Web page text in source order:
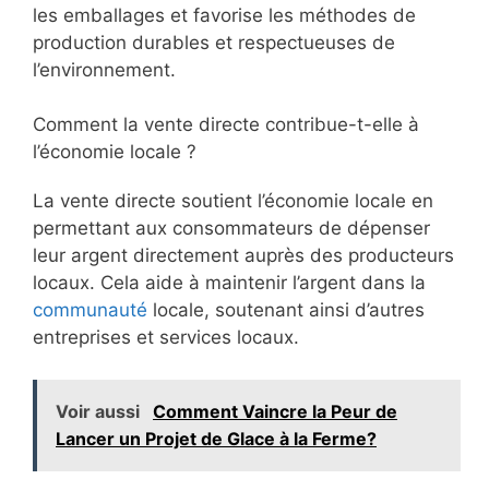
les emballages et favorise les méthodes de
production durables et respectueuses de
l’environnement.
Comment la vente directe contribue-t-elle à
l’économie locale ?
La vente directe soutient l’économie locale en
permettant aux consommateurs de dépenser
leur argent directement auprès des producteurs
locaux. Cela aide à maintenir l’argent dans la
communauté locale, soutenant ainsi d’autres
entreprises et services locaux.
Voir aussi Comment Vaincre la Peur de
Lancer un Projet de Glace à la Ferme?